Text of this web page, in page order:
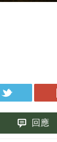
回應